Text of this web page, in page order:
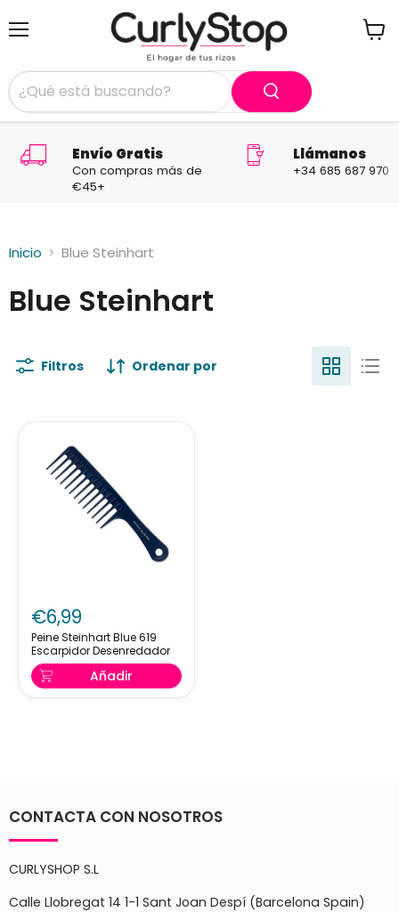
Envío Gratis
Con compras más de
€45+
Llámanos
+34 685 687 970
Inicio Blue Steinhart
Blue Steinhart
Filtros Ordenar por
Steinhart
Blue
619
Escarpidor
Desenredador
€6,99
Peine Steinhart Blue 619
Escarpidor Desenredador
Añadir
CONTACTA CON NOSOTROS
CURLYSHOP S.L
Calle Llobregat 14 1-1 Sant Joan Despí (Barcelona Spain)